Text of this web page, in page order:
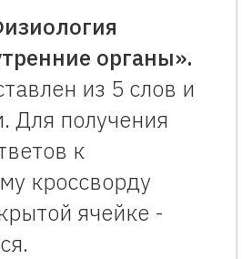
органы».
из 5 слов и
Для получения
к
кроссворду
ячейке -